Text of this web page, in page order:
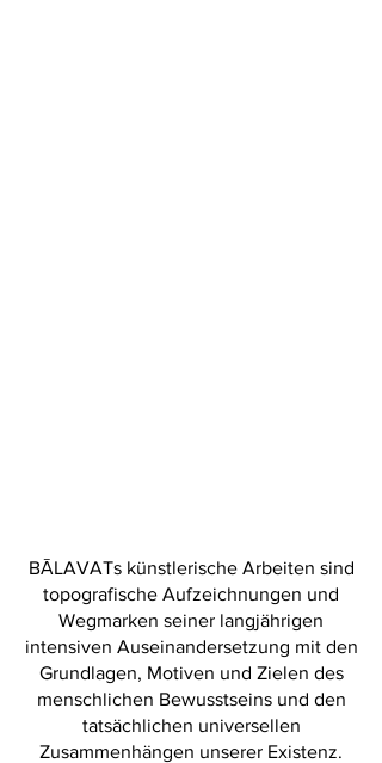
BĀLAVATs künstlerische Arbeiten sind
topografische Aufzeichnungen und
Wegmarken seiner langjährigen
intensiven Auseinandersetzung mit den
Grundlagen, Motiven und Zielen des
menschlichen Bewusstseins und den
tatsächlichen universellen
Zusammenhängen unserer Existenz.